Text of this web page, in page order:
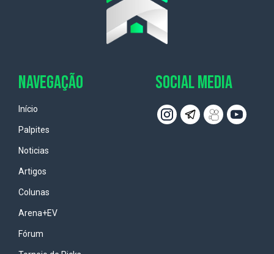
NAVEGAÇÃO
Início
Palpites
Noticias
Artigos
Colunas
Arena+EV
Fórum
SOCIAL MEDIA